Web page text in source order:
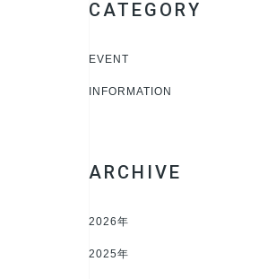
CATEGORY
EVENT
INFORMATION
ARCHIVE
2026年
2025年